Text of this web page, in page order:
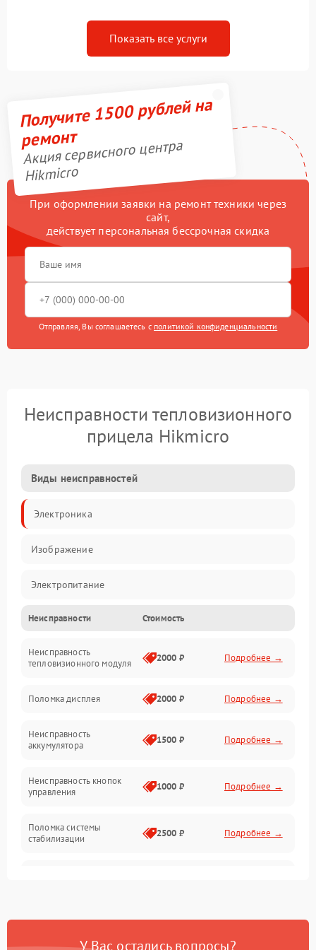
Показать все услуги
Получите 1500 рублей на
ремонт
Акция сервисного центра
Hikmicro
При оформлении заявки на ремонт техники через
сайт,
действует персональная бессрочная скидка
Отправляя, Вы соглашаетесь с политикой конфиденциальности
Неисправности тепловизионного
прицела Hikmicro
Виды неисправностей
Электроника
Изображение
Электропитание
Измерения
Матрица
Неисправности Стоимость
Неисправность
тепловизионного модуля
2000 ₽ Подробнее →
Поломка дисплея 2000 ₽ Подробнее →
Неисправность
аккумулятора
1500 ₽ Подробнее →
Неисправность кнопок
управления
1000 ₽ Подробнее →
Поломка системы
стабилизации
2500 ₽ Подробнее →
Неисправность системы
У Вас остались вопросы?